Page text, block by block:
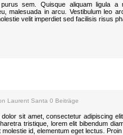
sem. Quisque aliquam ligula
malesuada in arcu. Vestibulum leo
velit imperdiet sed facilisis risus
Laurent Santa 0 Beiträge
sit amet, consectetur adipiscing
tristique, lorem elit bibendum
molestie id, elementum eget lectus.